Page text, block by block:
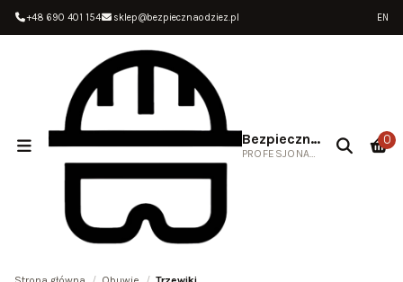
+48 690 401 154 sklep@bezpiecznaodziez.pl EN
Bezpieczna Odzież
PROFESJONALNA ODZIEŻ ROBOCZA
0